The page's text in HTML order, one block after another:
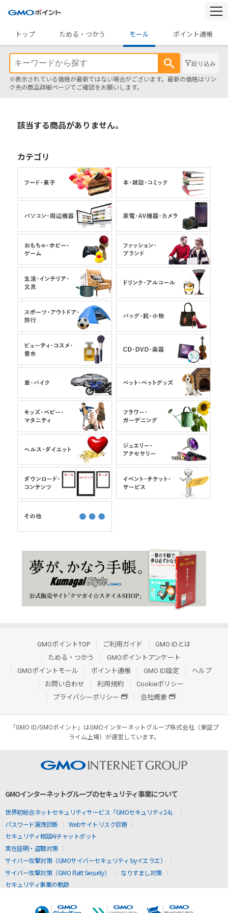
トップ
ためる・つかう モール ポイント通帳
絞り込み
※表示されている価格が最新ではない場合がございます。最新の価格はリン
ク先の商品詳細ページでご確認をお願いします。
該当する商品がありません。
カテゴリ
GMOポイントTOP ご利用ガイド
GMO IDとは
ためる・つかう
GMOポイントアンケート
GMOポイントモール
ポイント通帳 GMO ID設定
ヘルプ
お問い合わせ
利用規約
Cookieポリシー
プライバシーポリシー
会社概要
「GMO ID/GMOポイント」はGMOインターネットグループ株式会社（東証プ
ライム上場）が運営しています。
GMOインターネットグループのセキュリティ事業について
世界初総合ネットセキュリティサービス「GMOセキュリティ24」
パスワード漏洩診断
Webサイトリスク診断
セキュリティ相談AIチャットボット
実在証明・盗聴対策
サイバー攻撃対策（GMOサイバーセキュリティ byイエラエ）
サイバー攻撃対策（GMO Flatt Security）
なりすまし対策
セキュリティ事業の軌跡